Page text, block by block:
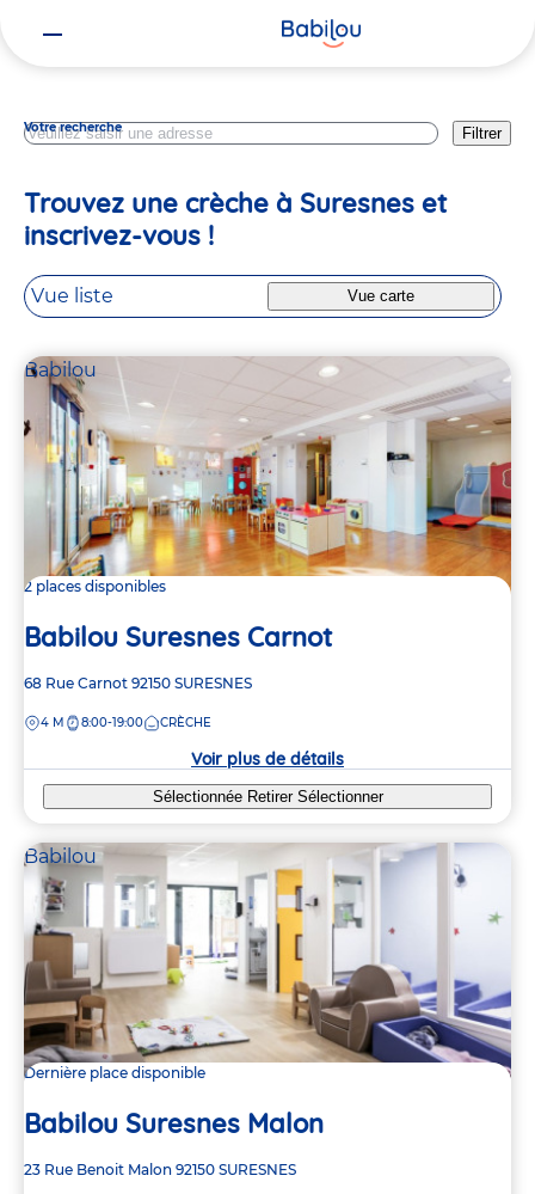
Votre recherche Filtrer
Trouvez une crèche à Suresnes et
inscrivez-vous !
Vue liste Vue carte
Babilou
2 places disponibles
Babilou Suresnes Carnot
Adresse
la
68 Rue Carnot 92150 SURESNES
DISTANCE
4 M 8:00-19:00 CRÈCHE
Voir plus de détails
Sélectionnée Retirer Sélectionner
Babilou
Dernière place disponible
Babilou Suresnes Malon
Adresse
23 Rue Benoit Malon 92150 SURESNES